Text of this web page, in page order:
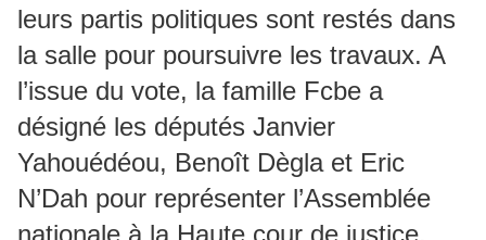
leurs partis politiques sont restés dans
la salle pour poursuivre les travaux. A
l’issue du vote, la famille Fcbe a
désigné les députés Janvier
Yahouédéou, Benoît Dègla et Eric
N’Dah pour représenter l’Assemblée